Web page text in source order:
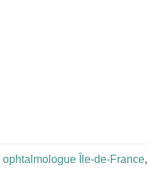
ophtalmologue Île-de-France,